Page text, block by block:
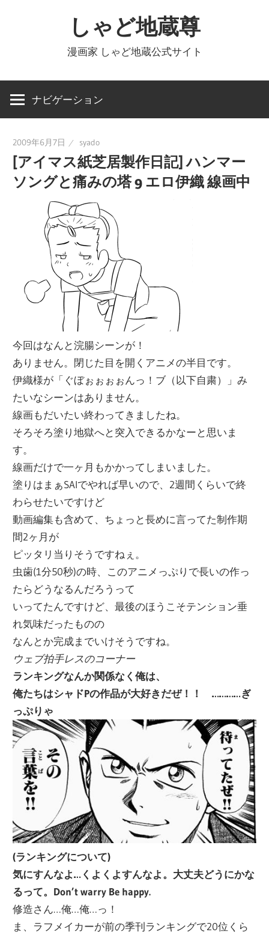
ツ
しゃど地蔵尊
漫画家 しゃど地蔵公式サイト
ナビゲーション
2009年6月7日 syado
[アイマス紙芝居製作日記] ハンマー
ソングと痛みの塔 9 エロ伊織 線画中
今回はなんと浣腸シーンが！
ありません。閉じた目を開くアニメの半目です。
伊織様が「ぐぼぉぉぉぉんっ！ブ（以下自粛）」み
たいなシーンはありません。
線画もだいたい終わってきましたね。
そろそろ塗り地獄へと突入できるかなーと思いま
す。
線画だけで一ヶ月もかかってしまいました。
塗りはまぁSAIでやれば早いので、2週間くらいで終
わらせたいですけど
動画編集も含めて、ちょっと長めに言ってた制作期
間2ヶ月が
ピッタリ当りそうですねぇ。
虫歯(1分50秒)の時、このアニメっぷりで長いの作っ
たらどうなるんだろうって
いってたんですけど、最後のほうこそテンション垂
れ気味だったものの
なんとか完成までいけそうですね。
ウェブ拍手レスのコーナー
ランキングなんか関係なく俺は、
俺たちはシャドPの作品が大好きだぜ！！ …………ぎ
っぷりゃ
(ランキングについて)
気にすんなよ…くよくよすんなよ。大丈夫どうにかな
るって。Don’t warry Be happy.
修造さん…俺…俺…っ！
ま、ラフメイカーが前の季刊ランキングで20位くら